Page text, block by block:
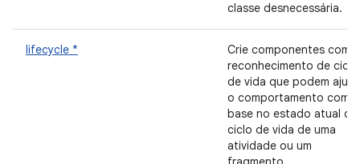
classe desnecessária.
lifecycle *
Crie componentes com
reconhecimento de ciclo
de vida que podem
o comportamento com
base no estado atual do
ciclo de vida de uma
atividade ou um